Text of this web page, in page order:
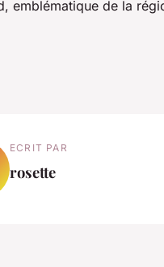
emblématique de la
ECRIT PAR
rosette